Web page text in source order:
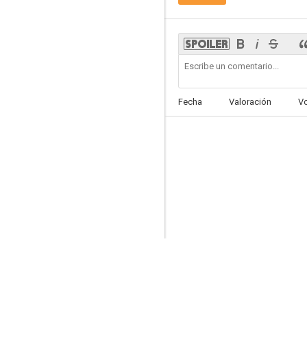
Fecha Valoración